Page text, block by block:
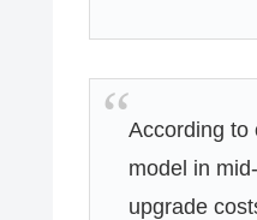
According to
model in
upgrade